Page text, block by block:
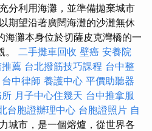
分利用海灘，並準備拋棄城市
期望沿著廣闊海灘的沙灘無休
海灘本身位於切薩皮克灣橋的一
。 二手攤車回收 壁癌 安養院
薦 台北撥筋技巧課程 台中整
台中律師 養護中心 平價助聽器
月子中心住幾天 台中推拿服
台胞證辦理中心 台胞證照片 自
城市，是一個熔爐，從世界各